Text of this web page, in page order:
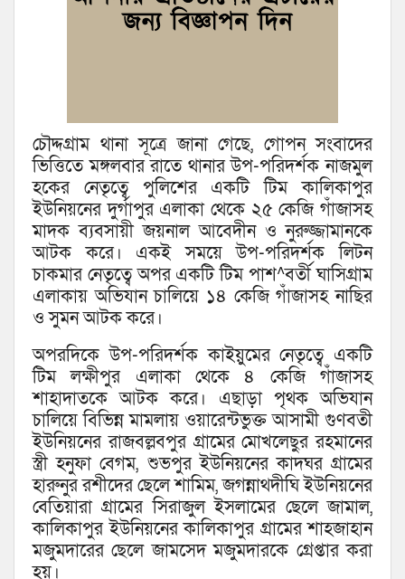
চৌদ্দগ্রাম থানা সূত্রে জানা গেছে, গোপন সংবাদের
ভিত্তিতে মঙ্গলবার রাতে থানার উপ-পরিদর্শক নাজমুল
হকের নেতৃত্বে পুলিশের একটি টিম কালিকাপুর
ইউনিয়নের দুর্গাপুর এলাকা থেকে ২৫ কেজি গাঁজাসহ
মাদক ব্যবসায়ী জয়নাল আবেদীন ও নুরুজ্জামানকে
আটক করে। একই সময়ে উপ-পরিদর্শক লিটন
চাকমার নেতৃত্বে অপর একটি টিম পাশ^বর্তী ঘাসিগ্রাম
এলাকায় অভিযান চালিয়ে ১৪ কেজি গাঁজাসহ নাছির
ও সুমন আটক করে।
অপরদিকে উপ-পরিদর্শক কাইয়ুমের নেতৃত্বে একটি
টিম লক্ষীপুর এলাকা থেকে ৪ কেজি গাঁজাসহ
শাহাদাতকে আটক করে। এছাড়া পৃথক অভিযান
চালিয়ে বিভিন্ন মামলায় ওয়ারেন্টভুক্ত আসামী গুণবতী
ইউনিয়নের রাজবল্লবপুর গ্রামের মোখলেছুর রহমানের
স্ত্রী হনুফা বেগম, শুভপুর ইউনিয়নের কাদঘর গ্রামের
হারুনুর রশীদের ছেলে শামিম, জগন্নাথদীঘি ইউনিয়নের
বেতিয়ারা গ্রামের সিরাজুল ইসলামের ছেলে জামাল,
কালিকাপুর ইউনিয়নের কালিকাপুর গ্রামের শাহজাহান
মজুমদারের ছেলে জামসেদ মজুমদারকে গ্রেপ্তার করা
হয়।